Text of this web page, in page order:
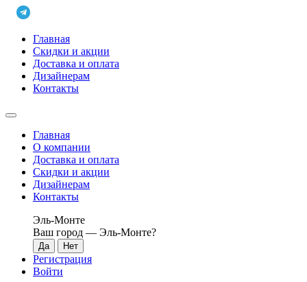
Главная
Скидки и акции
Доставка и оплата
Дизайнерам
Контакты
Главная
О компании
Доставка и оплата
Скидки и акции
Дизайнерам
Контакты
Эль-Монте
Ваш город — Эль-Монте?
Регистрация
Войти